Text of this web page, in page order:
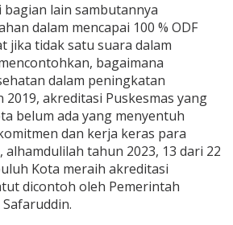
lain sambutannya
dalam mencapai 100 % ODF
jika tidak satu suara dalam
bagaimana
dalam peningkatan
2019, akreditasi Puskesmas yang
belum ada yang menyentuh
dan kerja keras para
alhamdulilah tahun 2023, 13 dari 22
Kota meraih akreditasi
dicontoh oleh Pemerintah